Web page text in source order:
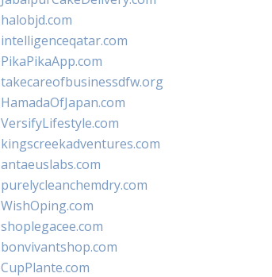
halobjd.com
intelligenceqatar.com
PikaPikaApp.com
takecareofbusinessdfw.org
HamadaOfJapan.com
VersifyLifestyle.com
kingscreekadventures.com
antaeuslabs.com
purelycleanchemdry.com
WishOping.com
shoplegacee.com
bonvivantshop.com
CupPlante.com